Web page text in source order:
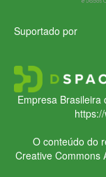
Suportado por
Empresa Brasileira
O conteúdo do
Creative Commons